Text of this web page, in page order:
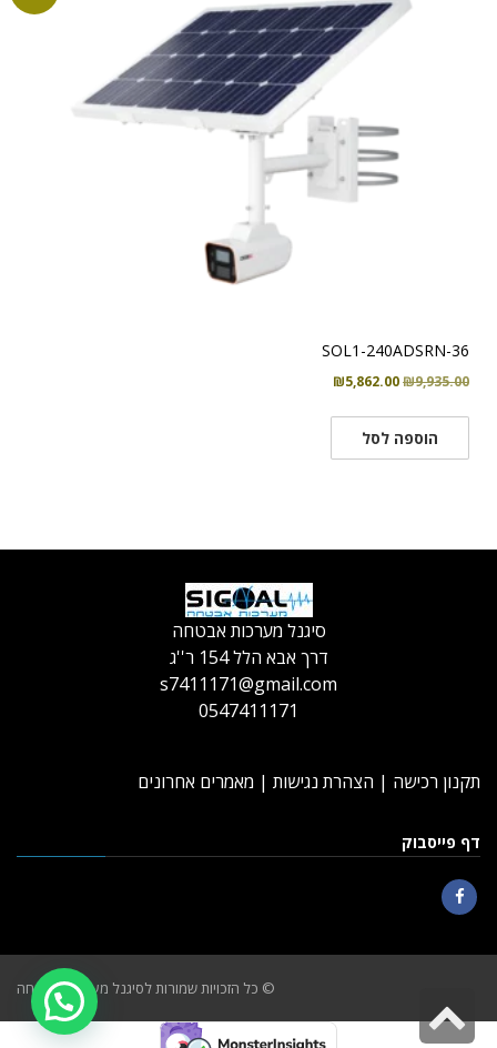
SOL1-240ADSRN-36
₪9,935.00
המחיר
היה:
₪5,862.00
הוספה לסל
סיגנל מערכות אבטחה
דרך אבא הלל 154 ר''ג
s7411171@gmail.com
0547411171
תקנון רכישה | הצהרת נגישות | מאמרים אחרונים
דף פייסבוק
© כל הזכויות שמורות לסיגנל מערכות אבטחה גלילה